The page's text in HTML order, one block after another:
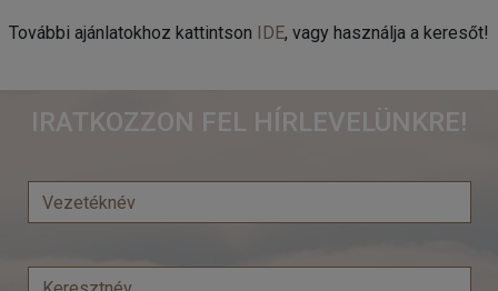
További ajánlatokhoz kattintson IDE, vagy használja a keresőt!
IRATKOZZON FEL HÍRLEVELÜNKRE!